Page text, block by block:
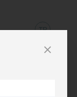
TR
close